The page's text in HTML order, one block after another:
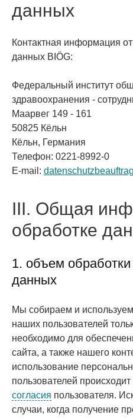
данных
Контактная информация
данных BIÖG:
Федеральный институт
здравоохранения -
Маарвег 149 - 161
50825 Кёльн
Кёльн, Германия
Телефон: 0221-8992-0
E-mail:
III. Общая
обработке
1. объем
данных
Мы собираем и
наших пользователей
необходимо для
сайта, а также нашего
использование
пользователей
согласия пользователя.
случаи, когда получение